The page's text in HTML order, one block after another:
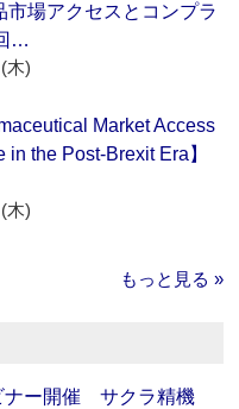
市場アクセスとコンプラ
…
木)
Market Access
the Post-Brexit Era】
木)
もっと見る »
ナー開催 サクラ精機